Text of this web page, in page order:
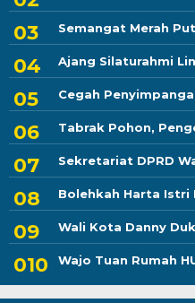
Semangat Merah
Ajang Silaturahmi
Cegah
Tabrak Pohon,
Sekretariat DPRD
Bolehkah Harta Istri
Wali Kota Danny
Wajo Tuan Rumah